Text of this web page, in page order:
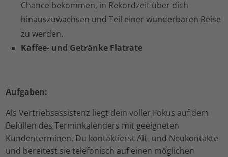
Chance bekommen, in Rekordzeit über dich
hinauszuwachsen und Teil einer wunderbaren Reise
zu werden.
Kaffee- und Getränke Flatrate
Aufgaben:
Als Vertriebsassistenz liegt dein voller Fokus auf dem
Befüllen des Terminkalenders mit geeigneten
Kundenterminen. Du kontaktierst Alt- und Neukontakte
und bereitest sie telefonisch auf einen möglichen